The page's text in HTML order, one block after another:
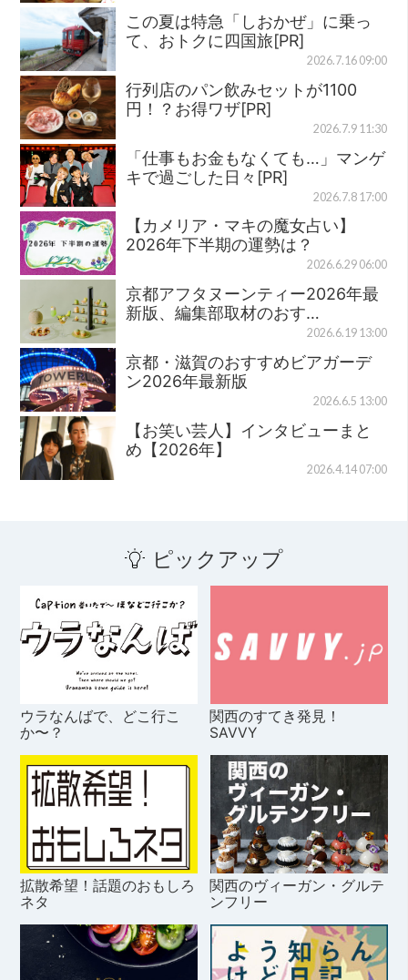
この夏は特急「しおかぜ」に乗っ
て、おトクに四国旅[PR]
2026.7.16 09:00
行列店のパン飲みセットが1100
円！？お得ワザ[PR]
2026.7.9 11:30
「仕事もお金もなくても…」マンゲ
キで過ごした日々[PR]
2026.7.8 17:00
【カメリア・マキの魔女占い】
2026年下半期の運勢は？
2026.6.29 06:00
京都アフタヌーンティー2026年最
新版、編集部取材のおす…
2026.6.19 13:00
京都・滋賀のおすすめビアガーデ
ン2026年最新版
2026.6.5 13:00
【お笑い芸人】インタビューまと
め【2026年】
2026.4.14 07:00
ピックアップ
ウラなんばで、どこ行こ
か〜？
関西のすてき発見！
SAVVY
拡散希望！話題のおもしろ
ネタ
関西のヴィーガン・グルテ
ンフリー